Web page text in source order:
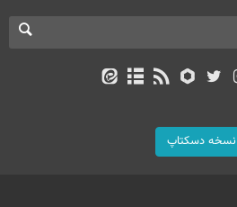
نسخه دسکتاپ